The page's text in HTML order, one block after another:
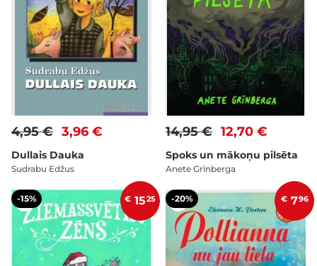
3,96 €
4,95 €
Dullais Dauka
Sudrabu Edžus
12,70 €
14,95 €
Spoks un mākoņu pilsēta
Anete Grīnberga
-15% € 1525 -20% € 796